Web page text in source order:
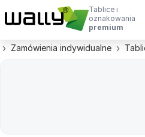
Tablice i
oznakowania
premium
Zamówienia indywidualne